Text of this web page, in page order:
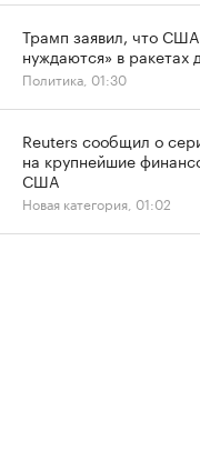
Трамп заявил, что
нуждаются» в ракетах
Политика, 01:30
Reuters сообщил о
на крупнейшие
США
Новая категория, 01:02